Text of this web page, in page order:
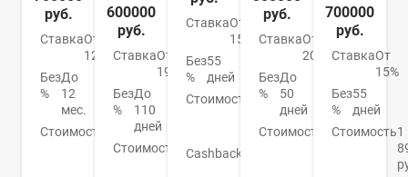
руб.
СтавкаОт
12%
Без
%
До
12
мес.
Стоимость
руб./
600000
руб.
СтавкаОт
19%
Без
%
До
110
дней
Стоимость
От
СтавкаОт
15%
Без
%
55
дней
Стоимость
990
руб./
год
Cashback
руб.
СтавкаОт
20.9%
Без
%
До
50
дней
Стоимость
До
700000
руб.
СтавкаОт
15%
Без
%
55
дней
Стоимость1